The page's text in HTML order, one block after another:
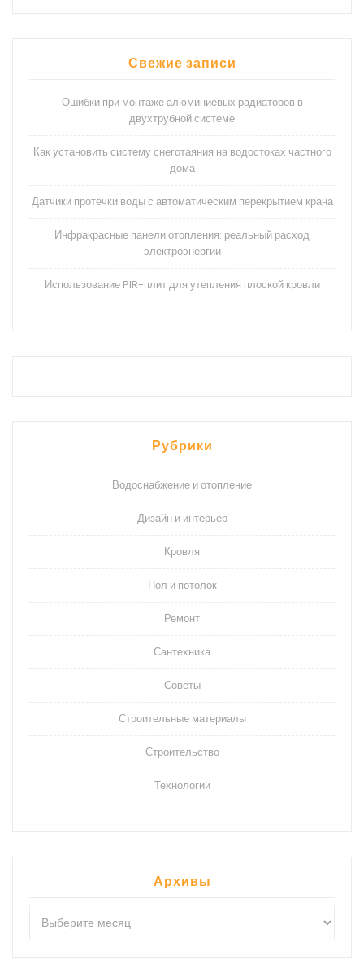
Свежие записи
Ошибки при монтаже алюминиевых радиаторов в
двухтрубной системе
Как установить систему снеготаяния на водостоках частного
дома
Датчики протечки воды с автоматическим перекрытием крана
Инфракрасные панели отопления: реальный расход
электроэнергии
Использование PIR-плит для утепления плоской кровли
Рубрики
Водоснабжение и отопление
Дизайн и интерьер
Кровля
Пол и потолок
Ремонт
Сантехника
Советы
Строительные материалы
Строительство
Технологии
Архивы